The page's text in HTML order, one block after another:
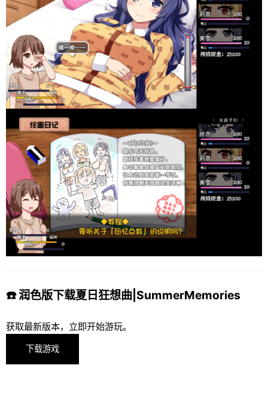
☎️ 润色版下载夏日狂想曲|SummerMemories
获取最新版本，立即开始游玩。
下载游戏